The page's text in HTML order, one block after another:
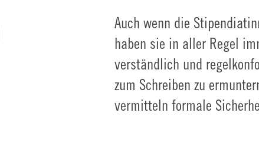
Auch wenn die
haben sie in aller Regel
verständlich und
zum Schreiben zu
vermitteln formale